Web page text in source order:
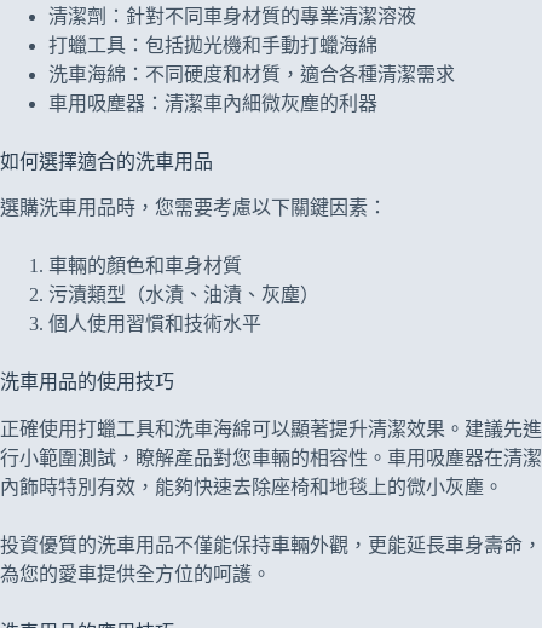
清潔劑：針對不同車身材質的專業清潔溶液
打蠟工具：包括拋光機和手動打蠟海綿
洗車海綿：不同硬度和材質，適合各種清潔需求
車用吸塵器：清潔車內細微灰塵的利器
如何選擇適合的洗車用品
選購洗車用品時，您需要考慮以下關鍵因素：
車輛的顏色和車身材質
污漬類型（水漬、油漬、灰塵）
個人使用習慣和技術水平
洗車用品的使用技巧
正確使用打蠟工具和洗車海綿可以顯著提升清潔效果。建議先進
行小範圍測試，瞭解產品對您車輛的相容性。車用吸塵器在清潔
內飾時特別有效，能夠快速去除座椅和地毯上的微小灰塵。
投資優質的洗車用品不僅能保持車輛外觀，更能延長車身壽命，
為您的愛車提供全方位的呵護。